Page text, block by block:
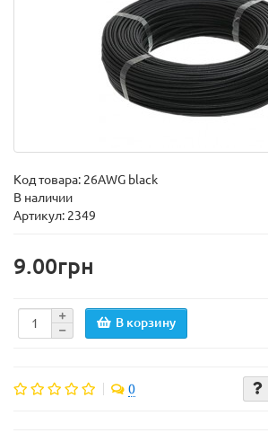
Код товара: 26AWG black
В наличии
Артикул: 2349
9.00грн
В корзину
0